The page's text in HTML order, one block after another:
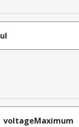
ul
voltageMaximum